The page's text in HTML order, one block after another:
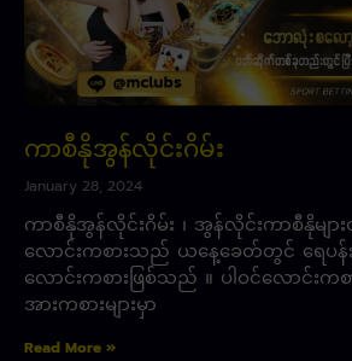
ကာစီနိုအွန်လိုင်းဂိမ်း
January 28, 2024
ကာစီနိုအွန်လိုင်းဂိမ်း ၊ အွန်လိုင်းကာစီနိုမျာ
လောင်းကစားသည် ယနေ့ခေတ်တွင် ရေပန်
လောင်းကစားဖြစ်သည် ။ ပါဝင်လောင်းကစ
အားကစားများမှာ
Read More »